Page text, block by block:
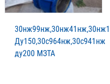
Ду150,30с964нж,30с941нж
ду200 МЗТА